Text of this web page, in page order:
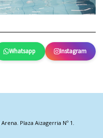
Whatsapp Instagram
Plaza Aizagerria Nº 1.